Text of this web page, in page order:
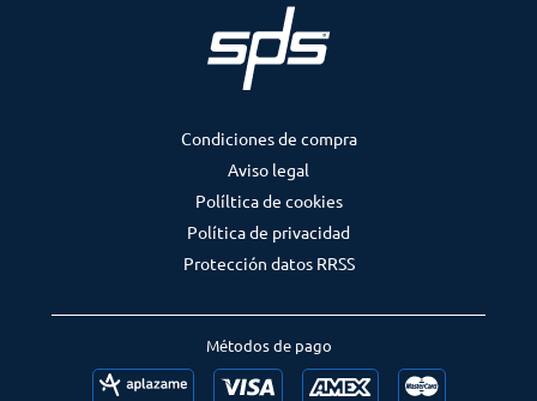
Métodos de pago
Condiciones de compra
Aviso legal
Políltica de cookies
Política de privacidad
Protección datos RRSS